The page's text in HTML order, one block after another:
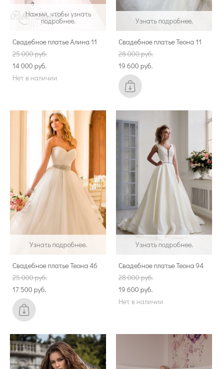
Нажми, чтобы узнать
подробнее.
Свадебное платье Алина 11
25 000 pуб.
14 000 pуб.
Нет в наличии
Узнать подробнее.
Свадебное платье Теона 11
28 000 pуб.
19 600 pуб.
Узнать подробнее.
Свадебное платье Теона 46
25 000 pуб.
17 500 pуб.
Узнать подробнее.
Свадебное платье Теона 94
28 000 pуб.
19 600 pуб.
Нет в наличии